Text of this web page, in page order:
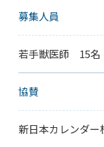
募集人員
若手獣医師 15名
協賛
新日本カレンダ